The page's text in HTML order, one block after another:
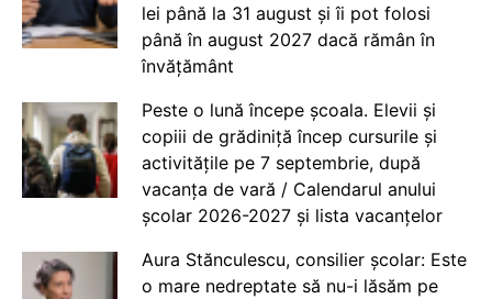
lei până la 31 august și îi pot folosi
până în august 2027 dacă rămân în
învățământ
Peste o lună începe școala. Elevii și
copiii de grădiniță încep cursurile și
activitățile pe 7 septembrie, după
vacanța de vară / Calendarul anului
școlar 2026-2027 și lista vacanțelor
Aura Stănculescu, consilier școlar: Este
o mare nedreptate să nu-i lăsăm pe